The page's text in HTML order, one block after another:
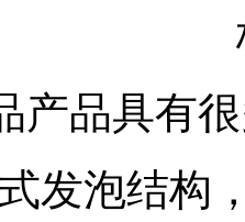
产品具有
发泡结构